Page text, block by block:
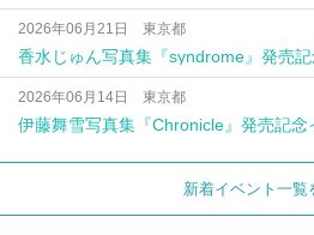
2026年06月21日 東京都
香水じゅん写真集『syndrome』発売
2026年06月14日 東京都
伊藤舞雪写真集『Chronicle』発売記念
新着イベント一覧